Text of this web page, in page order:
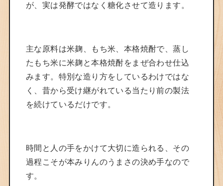
が、実は発酵ではなく糖化させて造ります。
主な原料は米麹、もち米、本格焼酎で、蒸し
たもち米に米麹と本格焼酎をまぜ合わせ仕込
みます。特別な造り方をしているわけではな
く、昔から受け継がれている当たり前の製法
を続けているだけです。
時間と人の手をかけて大切に造られる、その
過程こそが本みりんのうまさの決め手なので
す。